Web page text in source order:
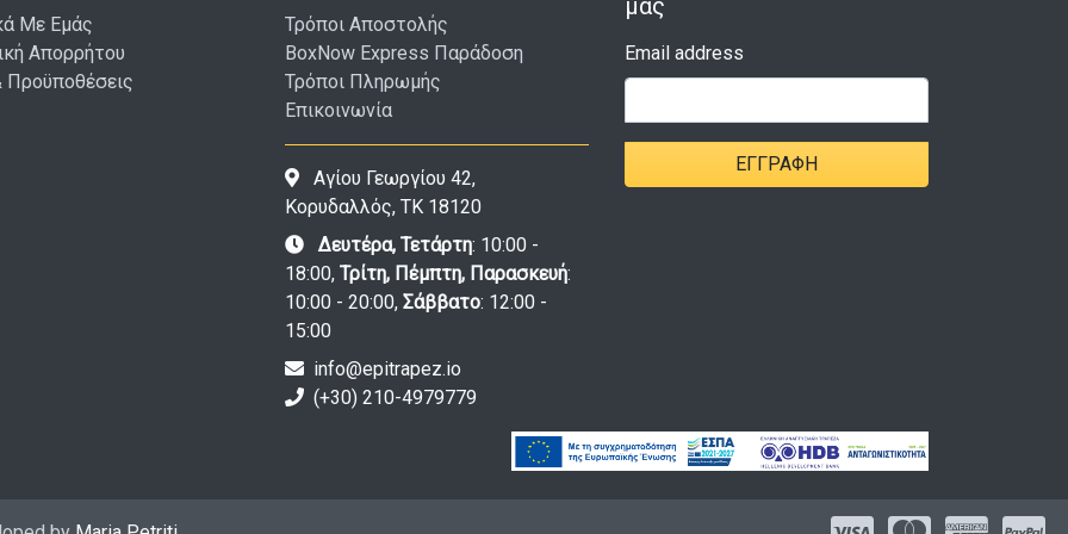
Με Εμάς
Απορρήτου
Προϋποθέσεις
Τρόποι Αποστολής
BoxNow Express Παράδοση
Τρόποι Πληρωμής
Επικοινωνία
Αγίου Γεωργίου 42,
Κορυδαλλός, ΤΚ 18120
Δευτέρα, Τετάρτη: 10:00 -
18:00, Τρίτη, Πέμπτη, Παρασκευή:
10:00 - 20:00, Σάββατο: 12:00 -
15:00
info@epitrapez.io
(+30) 210-4979779
μας
Email address
ΕΓΓΡΑΦΉ